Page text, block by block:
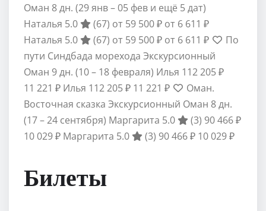
Оман 8 дн. (29 янв – 05 фев и ещё 5 дат)
Наталья 5.0
(67) от 59 500 ₽ от 6 611 ₽
Наталья 5.0
(67) от 59 500 ₽ от 6 611 ₽
По
пути Синдбада морехода Экскурсионный
Оман 9 дн. (10 – 18 февраля) Илья 112 205 ₽
11 221 ₽ Илья 112 205 ₽ 11 221 ₽
Оман.
Восточная сказка Экскурсионный Оман 8 дн.
(17 – 24 сентября) Маргарита 5.0 (3) 90 466 ₽
10 029 ₽ Маргарита 5.0 (3) 90 466 ₽ 10 029 ₽
Билеты